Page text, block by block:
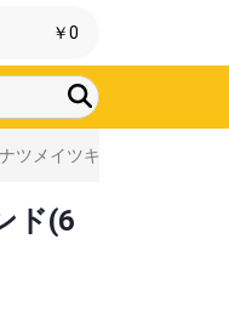
￥0
ツメイツキ』」01/浴衣
ド(6